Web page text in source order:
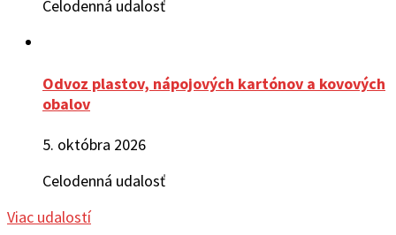
Celodenná udalosť
Odvoz plastov, nápojových kartónov a kovových
obalov
5. októbra 2026
Celodenná udalosť
Viac udalostí